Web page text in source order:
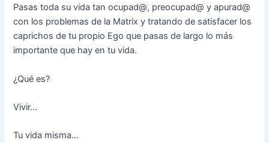
Pasas toda su vida tan ocupad@, preocupad@ y apurad@
con los problemas de la Matrix y tratando de satisfacer los
caprichos de tu propio Ego que pasas de largo lo más
importante que hay en tu vida.
¿Qué es?
Vivir…
Tu vida misma…